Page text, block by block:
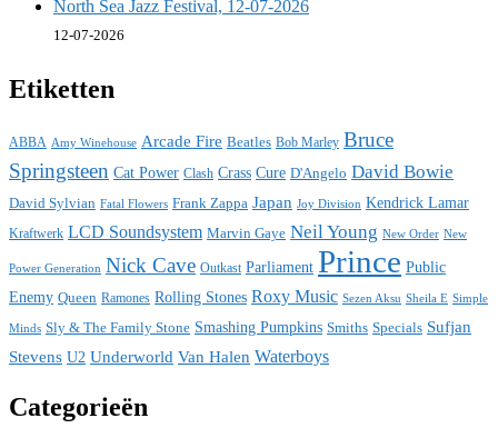
North Sea Jazz Festival, 12-07-2026
12-07-2026
Etiketten
ABBA Amy Winehouse Arcade Fire Beatles Bob Marley Bruce
Springsteen Cat Power Clash Crass Cure D'Angelo David Bowie
David Sylvian Fatal Flowers Frank Zappa Japan Joy Division Kendrick Lamar
Kraftwerk LCD Soundsystem Marvin Gaye Neil Young New Order New
Power Generation Nick Cave Outkast Parliament Prince Public
Enemy Queen Ramones Rolling Stones Roxy Music Sezen Aksu Sheila E Simple
Minds Sly & The Family Stone Smashing Pumpkins Smiths Specials Sufjan
Stevens U2 Underworld Van Halen Waterboys
Categorieën